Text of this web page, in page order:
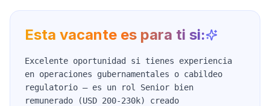
Esta vacante es para ti si:
Excelente oportunidad si tienes experiencia
en operaciones gubernamentales o cabildeo
regulatorio — es un rol Senior bien
remunerado (USD 200-230k) creado